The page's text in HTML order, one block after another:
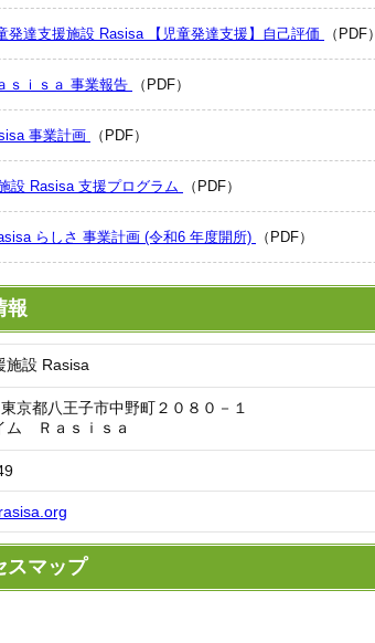
発達支援施設 Rasisa 【児童発達支援】自己評価 （PDF）
ｓｉｓａ 事業報告 （PDF）
事業計画 （PDF）
設 Rasisa 支援プログラム （PDF）
らしさ 事業計画 (令和6 年度開所) （PDF）
報
施設 Rasisa
京都八王子市中野町２０８０－１
ム Ｒａｓｉｓａ
スマップ